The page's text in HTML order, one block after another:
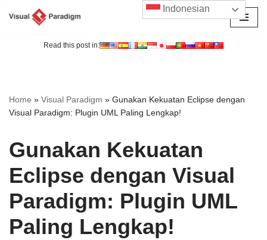
Read this post in:
Home » Visual Paradigm » Gunakan Kekuatan Eclipse dengan
Visual Paradigm: Plugin UML Paling Lengkap!
Gunakan Kekuatan
Eclipse dengan Visual
Paradigm: Plugin UML
Paling Lengkap!
Indonesian